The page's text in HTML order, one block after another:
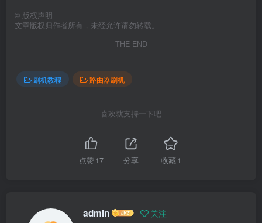
© 版权声明
文章版权归作者所有，未经允许请勿转载。
THE END
刷机教程 路由器刷机
喜欢就支持一下吧
点赞17 分享 收藏1
admin 关注